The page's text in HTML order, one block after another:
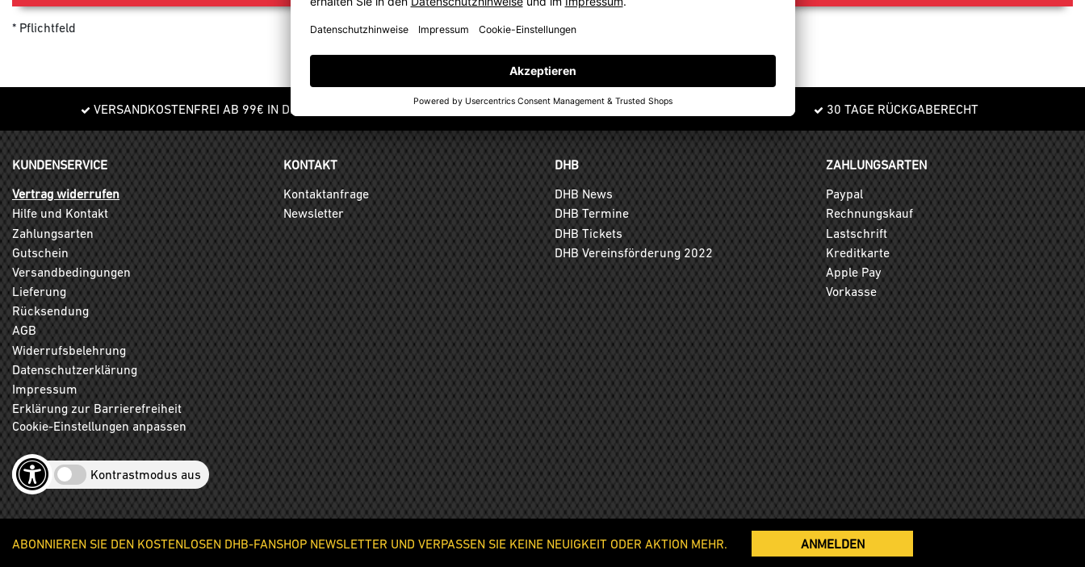
Pflichtfeld
VERSANDKOSTENFREI AB 99€ IN DE GELD-ZURÜCK-GARANTIE 30 TAGE RÜCKGABERECHT
KUNDENSERVICE
Vertrag widerrufen
Hilfe und Kontakt
Zahlungsarten
Gutschein
Versandbedingungen
Lieferung
Rücksendung
AGB
Widerrufsbelehrung
Datenschutzerklärung
Impressum
Erklärung zur Barrierefreiheit
Cookie-Einstellungen anpassen
Kontrastmodus aus
KONTAKT
Kontaktanfrage
Newsletter
DHB
DHB News
DHB Termine
DHB Tickets
DHB Vereinsförderung 2022
ZAHLUNGSARTEN
Paypal
Rechnungskauf
Lastschrift
Kreditkarte
Apple Pay
Vorkasse
ABONNIEREN SIE DEN KOSTENLOSEN DHB-FANSHOP NEWSLETTER UND VERPASSEN SIE KEINE NEUIGKEIT ODER AKTION MEHR. ANMELDEN